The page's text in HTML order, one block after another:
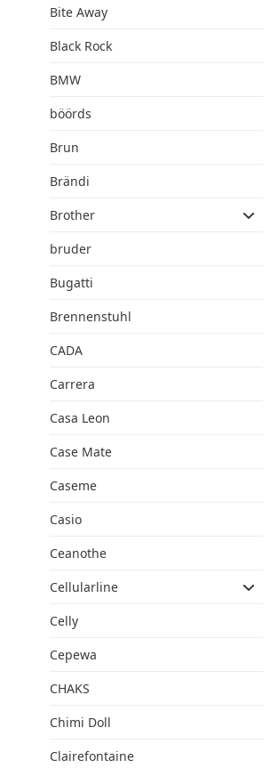
Bite Away
Black Rock
BMW
böörds
Brun
Brändi
Brother
bruder
Bugatti
Brennenstuhl
CADA
Carrera
Casa Leon
Case Mate
Caseme
Casio
Ceanothe
Cellularline
Celly
Cepewa
CHAKS
Chimi Doll
Clairefontaine